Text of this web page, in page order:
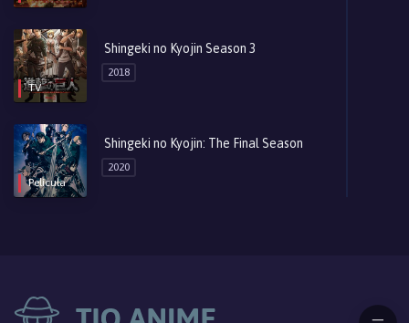
TV
Shingeki no Kyojin Season 3
2018
Película
Shingeki no Kyojin: The Final Season
2020